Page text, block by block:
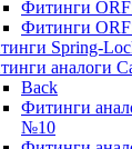
Фитинги
Фитинги
Spring-
аналоги
Back
Фитинги
№10